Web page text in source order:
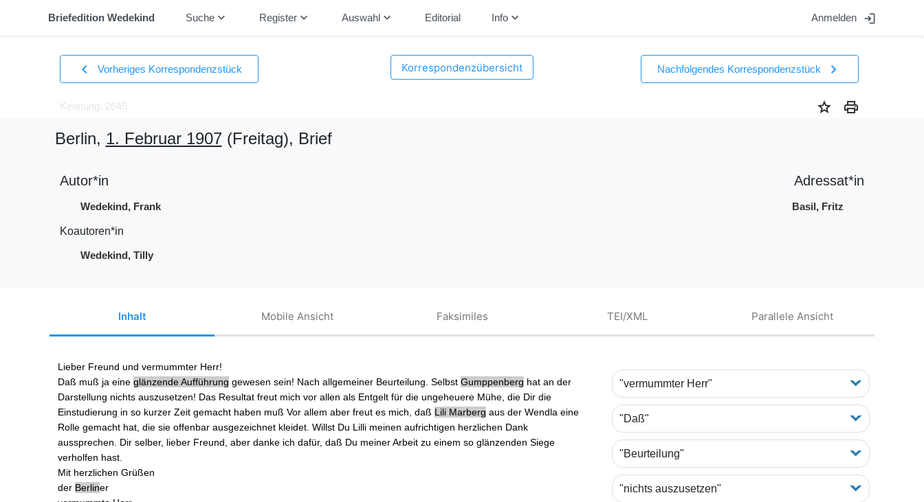
Briefedition Wedekind Suchekeyboard_arrow_down Registerkeyboard_arrow_down Auswahlkeyboard_arrow_down Editorial Infokeyboard_arrow_down Anmelden login
chevron_left Vorheriges Korrespondenzstück Korrespondenzübersicht Nachfolgendes Korrespondenzstück chevron_right
Kennung: 2645 star print
Berlin, 1. Februar 1907(Freitag), Brief
Autor*in
Wedekind, Frank
Koautoren*in
Wedekind, Tilly
Adressat*in
Basil, Fritz
Inhalt Mobile Ansicht Faksimiles TEI/XML Parallele Ansicht
Lieber Freund und vermummter Herr!
Daß muß ja eine glänzende Aufführung gewesen sein! Nach allgemeiner Beurteilung . Selbst Gumppenberg hat an der
Darstellung nichts auszusetzen! Das Resultat freut mich vor allen als Entgelt für die ungeheuereMühe, die Dir die
Einstudierung in so kurzer Zeit gemacht haben muß Vor allem aber freut es mich, daß Lili Marberg aus der Wendla eine
Rolle gemacht hat, die sie offenbar ausgezeichnet kleidet. Willst Du Lillimeinen aufrichtigen herzlichen Dank
aussprechen. Dir selber, lieber Freund, aber danke ich dafür, daß Du meiner Arbeit zu einem so glänzenden Siege
verholfen hast.
Mit herzlichen Grüßen
der Berliner
"vermummter Herr"
"Daß"
"Beurteilung"
"nichts auszusetzen"